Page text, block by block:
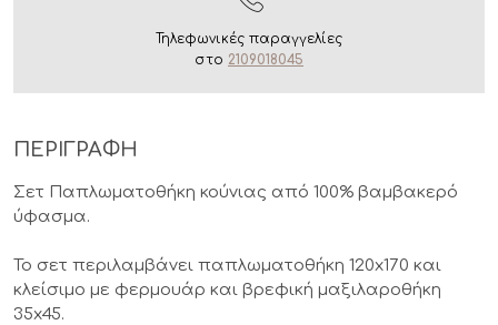
Τηλεφωνικές παραγγελίες
στο 2109018045
ΠΕΡΙΓΡΑΦΗ
Σετ Παπλωματοθήκη κούνιας από 100% βαμβακερό
ύφασμα.
Το σετ περιλαμβάνει παπλωματοθήκη 120x170 και
κλείσιμο με φερμουάρ και βρεφική μαξιλαροθήκη
35x45.